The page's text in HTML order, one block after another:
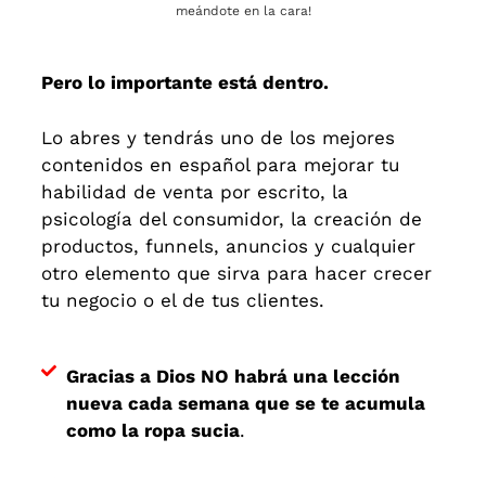
meándote en la cara!
Pero lo importante está dentro.
Lo abres y tendrás uno de los mejores
contenidos en español para mejorar tu
habilidad de venta por escrito, la
psicología del consumidor, la creación de
productos, funnels, anuncios y cualquier
otro elemento que sirva para hacer crecer
tu negocio o el de tus clientes.
Gracias a Dios NO habrá una lección
nueva cada semana que se te acumula
como la ropa sucia.